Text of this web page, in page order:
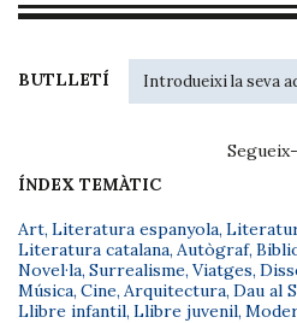
BUTLLETÍ
ÍNDEX TEMÀTIC
Art, Literatura espanyola,
Literatura catalana, Autògraf,
Novel·la, Surrealisme, Viatges,
Música, Cine, Arquitectura, Dau al
Llibre infantil, Llibre juvenil,